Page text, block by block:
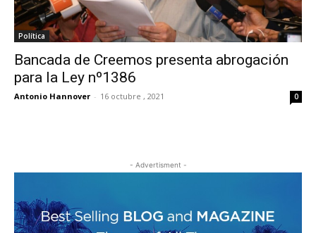
Política
Bancada de Creemos presenta abrogación
para la Ley nº1386
Antonio Hannover - 16 octubre , 2021 0
- Advertisment -